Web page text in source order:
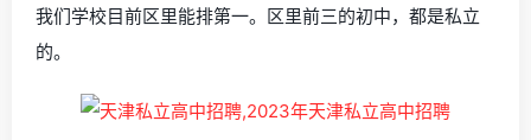
我们学校目前区里能排第一。区里前三的初中，都是私立
的。